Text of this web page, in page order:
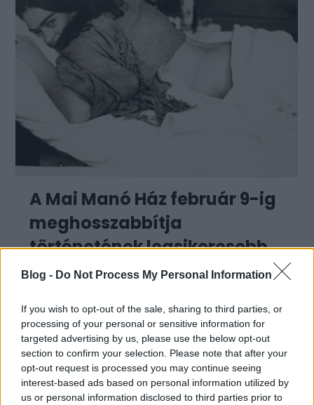
Blog - Do Not Process My Personal Information
If you wish to opt-out of the sale, sharing to third parties, or
processing of your personal or sensitive information for
targeted advertising by us, please use the below opt-out
section to confirm your selection. Please note that after your
opt-out request is processed you may continue seeing
interest-based ads based on personal information utilized by
us or personal information disclosed to third parties prior to
A Mai Manó Ház február 9-ig
meghosszabbítja
történetének legsikeresebb
kiállítását
kiállításunkat, melyet már több mint 20 ezer
látogató tekintett meg, a nagy sikerre való
tekintettel 2025. február 9-ig
meghosszabbítottuk. Ez a